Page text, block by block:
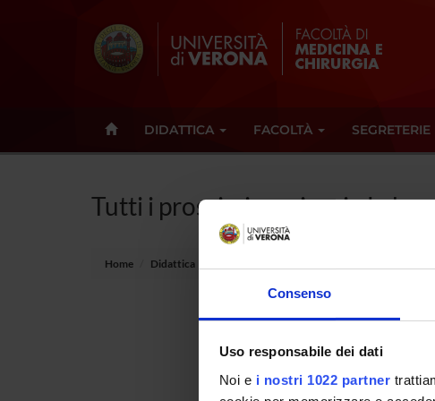
Consenso
Uso responsabile dei dati
Noi e i nostri 1022 partner
DIDATTICA FACOLTÀ
Tutti i prossimi seminari -
Home Didattica
Non è stato
Tot 0 Seminari